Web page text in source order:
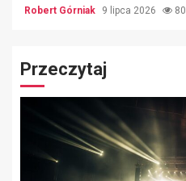
Robert Górniak 9 lipca 2026 80
Przeczytaj